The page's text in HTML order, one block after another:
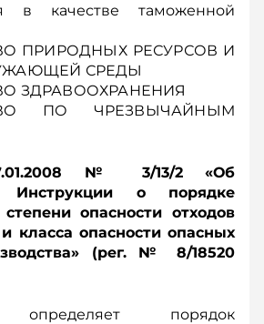
в качестве таможенной
ПРИРОДНЫХ РЕСУРСОВ И
СРЕДЫ
ЗДРАВООХРАНЕНИЯ
ПО ЧРЕЗВЫЧАЙНЫМ
№ 3/13/2 «Об
Инструкции о порядке
опасности отходов
класса опасности опасных
(рег. № 8/18520
определяет порядок